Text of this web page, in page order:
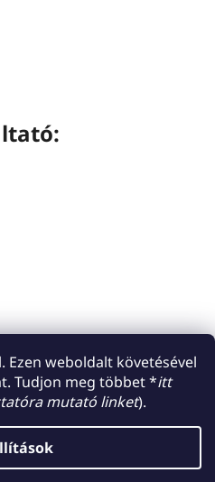
Ezen weboldalt követésével
Tudjon meg többet *itt
mutató linket).
*A cég neve*